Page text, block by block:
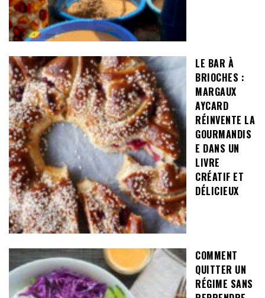
LE BAR À
BRIOCHES :
MARGAUX
AYCARD
RÉINVENTE LA
GOURMANDIS
E DANS UN
LIVRE
CRÉATIF ET
DÉLICIEUX
COMMENT
QUITTER UN
RÉGIME SANS